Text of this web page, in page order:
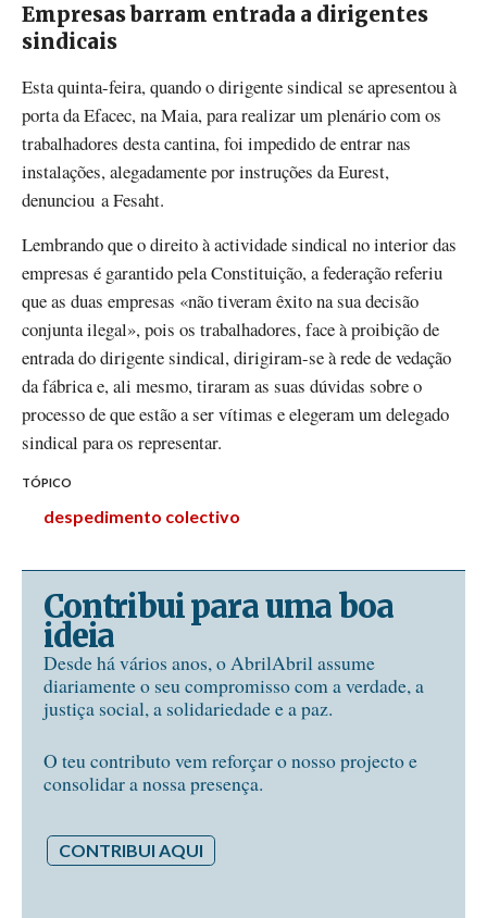
Empresas barram entrada a dirigentes
sindicais
Esta quinta-feira, quando o dirigente sindical se apresentou à
porta da Efacec, na Maia, para realizar um plenário com os
trabalhadores desta cantina, foi impedido de entrar nas
instalações, alegadamente por instruções da Eurest,
denunciou a Fesaht.
Lembrando que o direito à actividade sindical no interior das
empresas é garantido pela Constituição, a federação referiu
que as duas empresas «não tiveram êxito na sua decisão
conjunta ilegal», pois os trabalhadores, face à proibição de
entrada do dirigente sindical, dirigiram-se à rede de vedação
da fábrica e, ali mesmo, tiraram as suas dúvidas sobre o
processo de que estão a ser vítimas e elegeram um delegado
sindical para os representar.
TÓPICO
despedimento colectivo
Contribui para uma boa
ideia
Desde há vários anos, o AbrilAbril assume
diariamente o seu compromisso com a verdade, a
justiça social, a solidariedade e a paz.
O teu contributo vem reforçar o nosso projecto e
consolidar a nossa presença.
CONTRIBUI AQUI